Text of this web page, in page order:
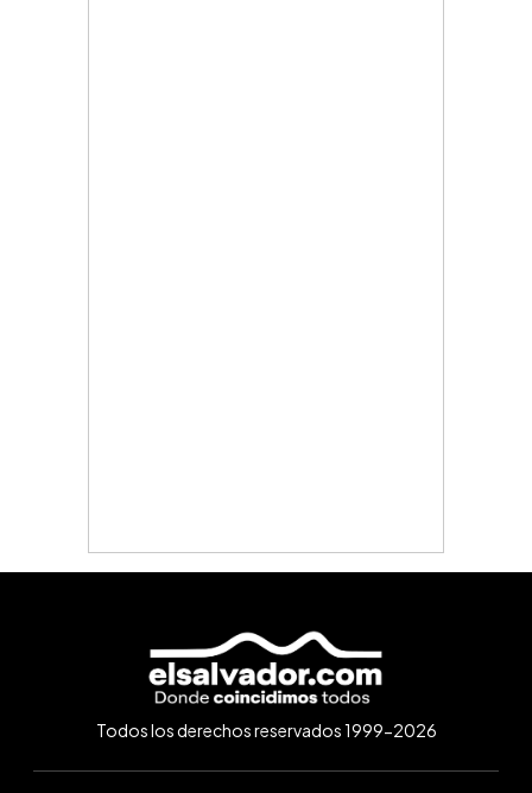
Todos los derechos reservados 1999-2026